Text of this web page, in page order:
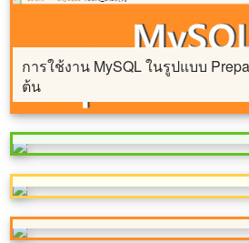
การใช้งาน MySQL ในรูปแบบ
ต้น
แนวทางการใช้งาน LINE Login ใ
เว็บไซต์หรือสมัครใช้บริการ
แจกโค้ด ajax เพิ่ม ลบ แก้ไข แบ่งหน้
modal
การประยุกต์และใช้งาน form
เตรียมมาให้